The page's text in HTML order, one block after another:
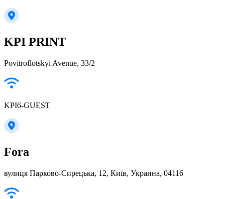
KPI PRINT
Povitroflotskyi Avenue, 33/2
KPI6-GUEST
Fora
вулиця Парково-Сирецька, 12, Київ, Украина, 04116